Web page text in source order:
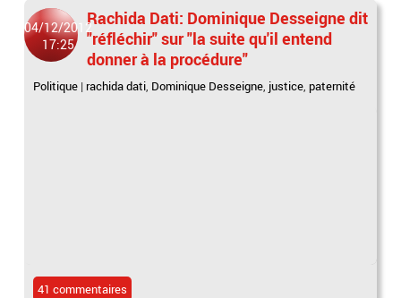
04/12/2012
17:25
Rachida Dati: Dominique Desseigne dit
"réfléchir" sur "la suite qu'il entend
donner à la procédure"
Politique | rachida dati, Dominique Desseigne, justice, paternité
41 commentaires